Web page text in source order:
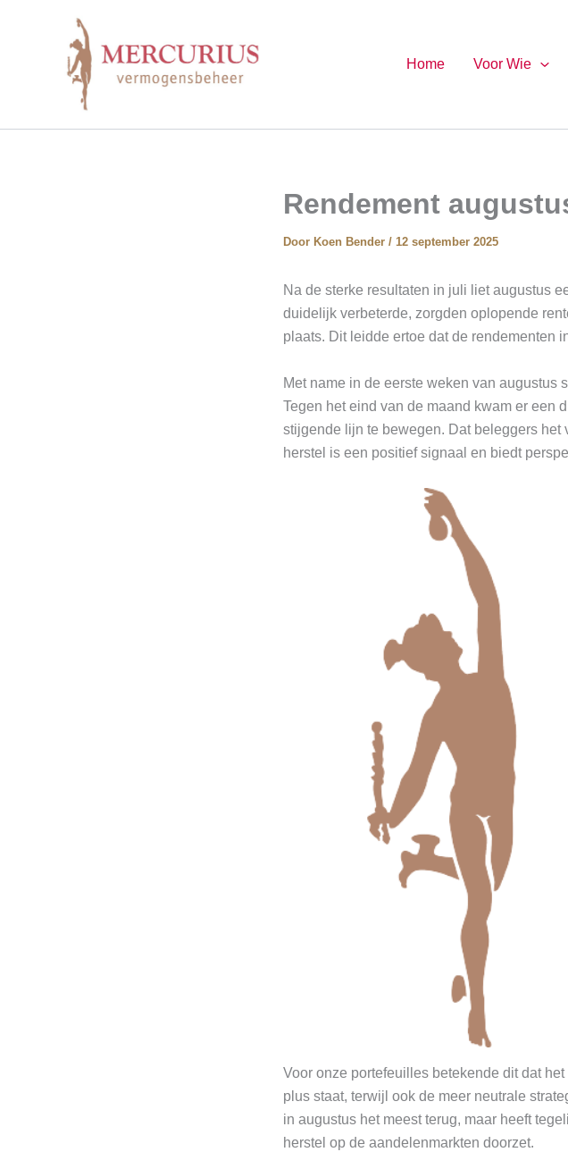
Home Voor Wie
Rendement
Door Koen Bender / 12 september 2025
Na de sterke resultaten in juli liet augustus
duidelijk verbeterde, zorgden oplopende
plaats. Dit leidde ertoe dat de rendementen
Met name in de eerste weken van augustus
Tegen het eind van de maand kwam er een
stijgende lijn te bewegen. Dat beleggers
herstel is een positief signaal en biedt
Voor onze portefeuilles betekende dit dat
plus staat, terwijl ook de meer neutrale
in augustus het meest terug, maar heeft
herstel op de aandelenmarkten doorzet.